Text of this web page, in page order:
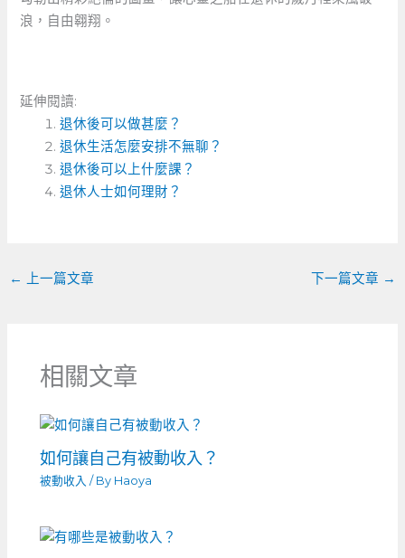
浪，自由翱翔。
延伸閱讀:
退休後可以做甚麼？
退休生活怎麼安排不無聊？
退休後可以上什麼課？
退休人士如何理財？
← 上一篇文章 下一篇文章 →
相關文章
如何讓自己有被動收入？
被動收入 / By Haoya